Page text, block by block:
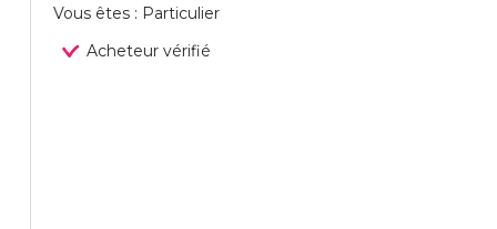
Vous êtes : Particulier
Acheteur vérifié